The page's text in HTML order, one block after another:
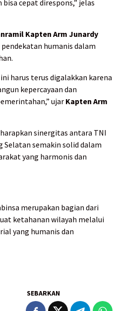
cepat direspons,” jelas
Kapten Arm Junardy
humanis dalam
harus terus digalakkan karena
kepercayaan dan
ujar Kapten Arm
sinergitas antara TNI
Selatan semakin solid dalam
yang harmonis dan
merupakan bagian dari
ketahanan wilayah melalui
yang humanis dan
SEBARKAN